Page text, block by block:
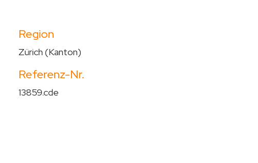
Region
Zürich (Kanton)
Referenz-Nr.
13859.cde